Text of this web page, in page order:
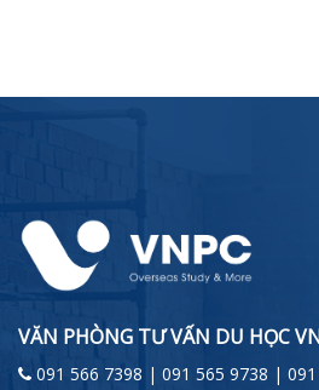
VĂN PHÒNG TƯ VẤN DU HỌC
091 566 7398 | 091 565 9738 | 091